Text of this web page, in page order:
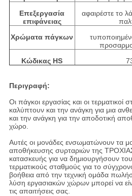
Επεξεργασία
επιφάνειας
αφαιρέστε το
Χρώματα πάγκων
Κώδικας HS
Περιγραφή:
Οι πάγκοι εργασίας και οι τερματικοί
καλύπτουν και την ανάγκη για μια
και την ανάγκη για την αποδοτική
χώρο.
Αυτές οι μονάδες ενσωματώνουν τα
αποθήκευσης συρταριών της ΤΡΟΧΙΑΣ
κατασκευής για να δημιουργήσουν
τερματικούς σταθμούς για το
βοήθεια από την τεχνική ομάδα
λύση εργασιακών χώρων μπορεί να
τις απαιτήσεις σας.